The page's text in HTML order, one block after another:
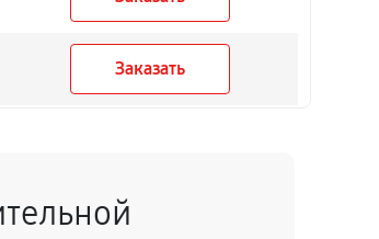
Заказать
Заказать